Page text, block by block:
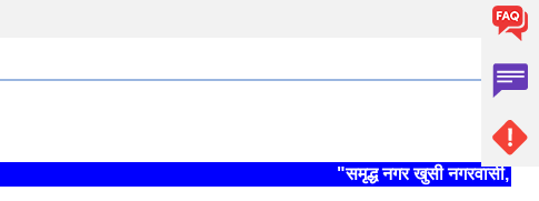
"समृद्ध नगर खुसी नगरवासी, स्थिर र